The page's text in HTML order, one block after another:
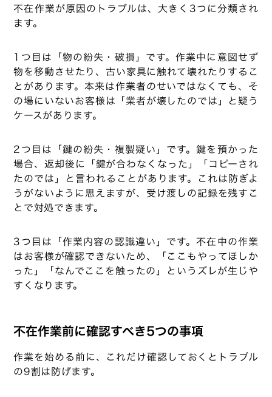
不在作業が原因のトラブルは、大きく3つに分類され
ます。
1つ目は「物の紛失・破損」です。作業中に意図せず
物を移動させたり、古い家具に触れて壊れたりするこ
とがあります。本来は作業者のせいではなくても、そ
の場にいないお客様は「業者が壊したのでは」と疑う
ケースがあります。
2つ目は「鍵の紛失・複製疑い」です。鍵を預かった
場合、返却後に「鍵が合わなくなった」「コピーされ
たのでは」と言われることがあります。これは防ぎよ
うがないように思えますが、受け渡しの記録を残すこ
とで対処できます。
3つ目は「作業内容の認識違い」です。不在中の作業
はお客様が確認できないため、「ここもやってほしか
った」「なんでここを触ったの」というズレが生じや
すくなります。
不在作業前に確認すべき5つの事項
作業を始める前に、これだけ確認しておくとトラブル
の9割は防げます。